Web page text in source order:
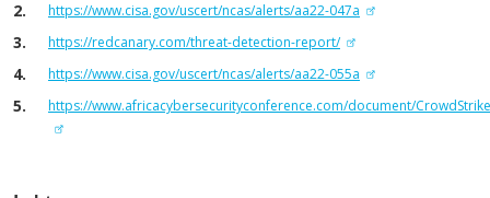
https://www.cisa.gov/uscert/ncas/alerts/aa22-047a
https://redcanary.com/threat-detection-report/
https://www.cisa.gov/uscert/ncas/alerts/aa22-055a
https://www.africacybersecurityconference.com/document/